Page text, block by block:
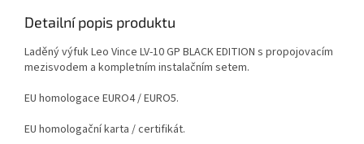
Detailní popis produktu
Laděný výfuk Leo Vince LV-10 GP BLACK EDITION s propojovacím
mezisvodem a kompletním instalačním setem.
EU homologace EURO4 / EURO5.
EU homologační karta / certifikát.